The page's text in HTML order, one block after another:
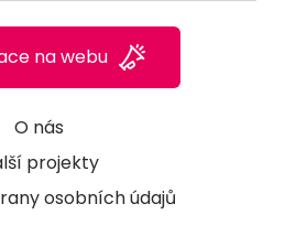
O nás
projekty
osobních údajů
na webu